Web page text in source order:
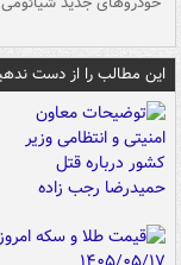
این مطالب را از دست